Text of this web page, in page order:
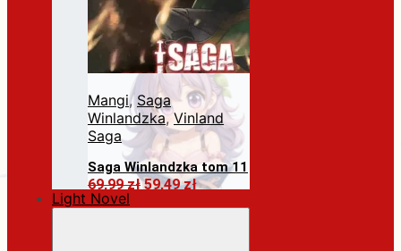
Mangi, Saga
Winlandzka, Vinland
Saga
Saga Winlandzka tom 11
69,99złPierwotna
59,49złAktualna
Dodaj do koszyka
Light Novel